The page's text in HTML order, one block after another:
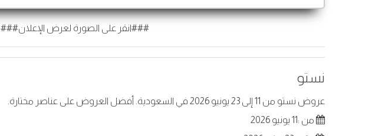
###انقر على الصورة لعرض الإعلان###
نستو
عروض نستو من 11 إلى 23 يونيو 2026 في السعودية. أفضل العروض على عناصر مختارة.
من :11 يونيو 2026